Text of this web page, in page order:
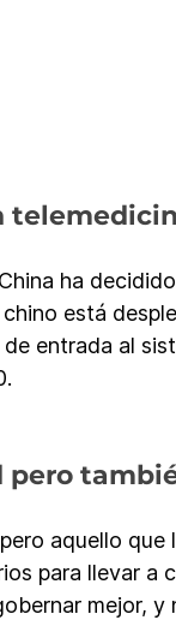
ha
está
entrada al
pero
aquello que
para llevar a
mejor, y